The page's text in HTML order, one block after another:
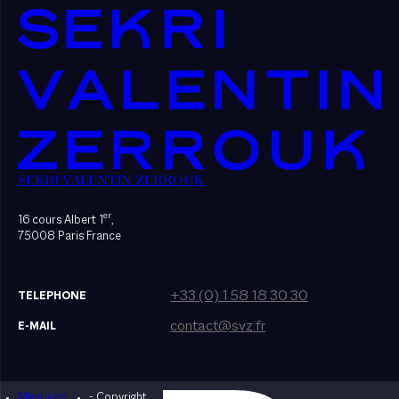
SEKRI VALENTIN ZERROUK
16 cours Albert 1er,
75008 Paris France
TELEPHONE +33 (0) 1 58 18 30 30
E-MAIL contact@svz.fr